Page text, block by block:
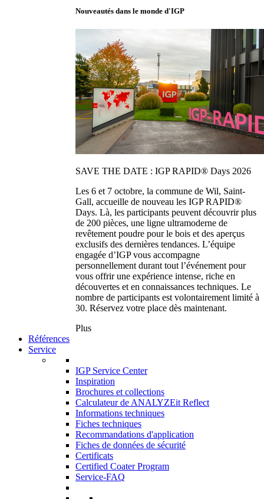
Nouveautés dans le monde d'IGP
SAVE THE DATE : IGP RAPID® Days 2026
Les 6 et 7 octobre, la commune de Wil, Saint-
Gall, accueille de nouveau les IGP RAPID®
Days. Là, les participants peuvent découvrir plus
de 200 pièces, une ligne ultramoderne de
revêtement poudre pour le bois et des aperçus
exclusifs des dernières tendances. L’équipe
engagée d’IGP vous accompagne
personnellement durant tout l’événement pour
vous offrir une expérience intense, riche en
découvertes et en connaissances techniques. Le
nombre de participants est volontairement limité à
30. Réservez votre place dès maintenant.
Plus
Références
Service
IGP Service Center
Inspiration
Brochures et collections
Calculateur de ANALYZEit Reflect
Informations techniques
Fiches techniques
Recommandations d'application
Fiches de données de sécurité
Certificats
Certified Coater Program
Service-FAQ